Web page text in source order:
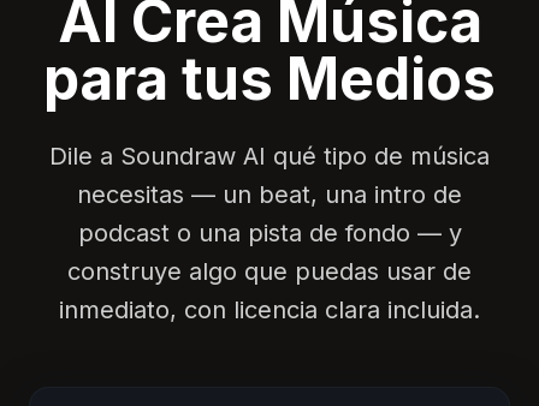
AI Crea Música
para tus Medios
Dile a Soundraw AI qué tipo de música
necesitas — un beat, una intro de
podcast o una pista de fondo — y
construye algo que puedas usar de
inmediato, con licencia clara incluida.